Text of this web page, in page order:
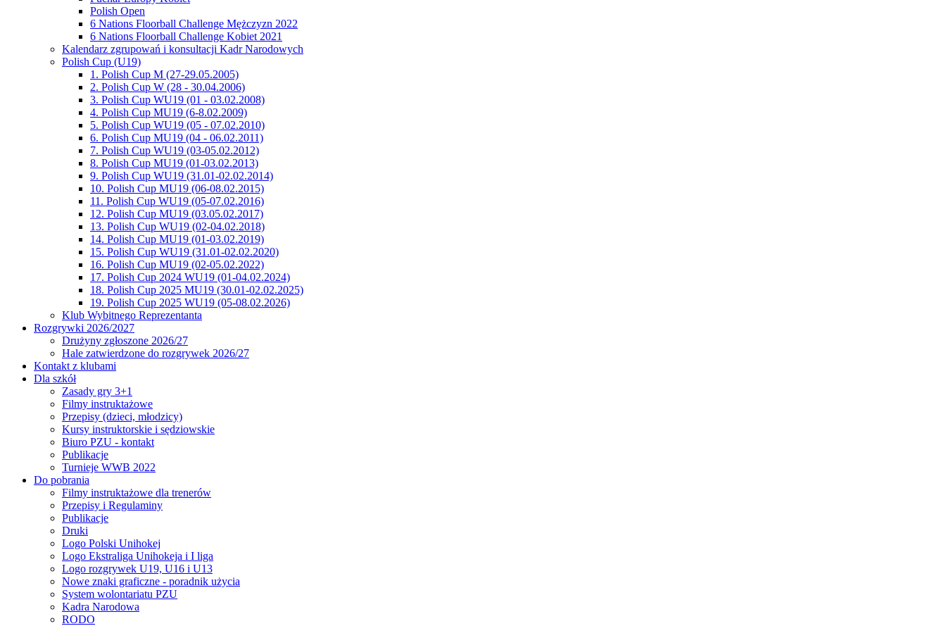
Polish Open
6 Nations Floorball Challenge Mężczyzn 2022
6 Nations Floorball Challenge Kobiet 2021
Kalendarz zgrupowań i konsultacji Kadr Narodowych
Polish Cup (U19)
1. Polish Cup M (27-29.05.2005)
2. Polish Cup W (28 - 30.04.2006)
3. Polish Cup WU19 (01 - 03.02.2008)
4. Polish Cup MU19 (6-8.02.2009)
5. Polish Cup WU19 (05 - 07.02.2010)
6. Polish Cup MU19 (04 - 06.02.2011)
7. Polish Cup WU19 (03-05.02.2012)
8. Polish Cup MU19 (01-03.02.2013)
9. Polish Cup WU19 (31.01-02.02.2014)
10. Polish Cup MU19 (06-08.02.2015)
11. Polish Cup WU19 (05-07.02.2016)
12. Polish Cup MU19 (03.05.02.2017)
13. Polish Cup WU19 (02-04.02.2018)
14. Polish Cup MU19 (01-03.02.2019)
15. Polish Cup WU19 (31.01-02.02.2020)
16. Polish Cup MU19 (02-05.02.2022)
17. Polish Cup 2024 WU19 (01-04.02.2024)
18. Polish Cup 2025 MU19 (30.01-02.02.2025)
19. Polish Cup 2025 WU19 (05-08.02.2026)
Klub Wybitnego Reprezentanta
Rozgrywki 2026/2027
Drużyny zgłoszone 2026/27
Hale zatwierdzone do rozgrywek 2026/27
Kontakt z klubami
Dla szkół
Zasady gry 3+1
Filmy instruktażowe
Przepisy (dzieci, młodzicy)
Kursy instruktorskie i sędziowskie
Biuro PZU - kontakt
Publikacje
Turnieje WWB 2022
Do pobrania
Filmy instruktażowe dla trenerów
Przepisy i Regulaminy
Publikacje
Druki
Logo Polski Unihokej
Logo Ekstraliga Unihokeja i I liga
Logo rozgrywek U19, U16 i U13
Nowe znaki graficzne - poradnik użycia
System wolontariatu PZU
Kadra Narodowa
RODO